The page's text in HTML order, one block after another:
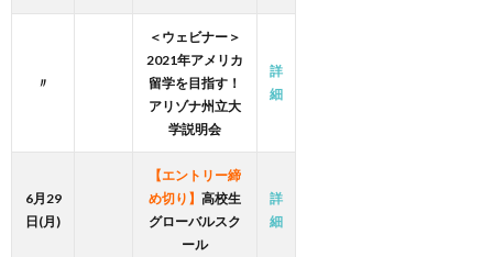
〃
＜ウェビナー＞
2021年アメリカ
留学を目指す！
アリゾナ州立大
学説明会
詳
細
6月29
日(月)
【エントリー締
め切り】 高校生
グローバルスク
ール
詳
細